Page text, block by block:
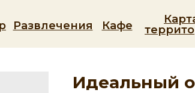
Развлечения Кафе
Идеальный